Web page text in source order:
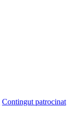
Contingut patrocinat